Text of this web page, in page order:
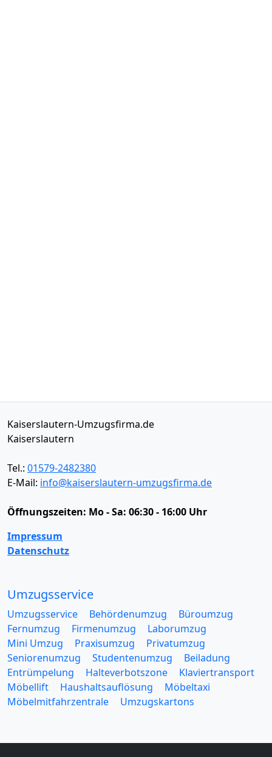
Kaiserslautern-Umzugsfirma.de
Kaiserslautern
Tel.: 01579-2482380
E-Mail: info@kaiserslautern-umzugsfirma.de
Öffnungszeiten: Mo - Sa: 06:30 - 16:00 Uhr
Impressum
Datenschutz
Umzugsservice
Umzugsservice Behördenumzug
Büroumzug
Fernumzug
Firmenumzug
Laborumzug
Mini Umzug
Praxisumzug
Privatumzug
Seniorenumzug
Studentenumzug
Beiladung
Entrümpelung
Halteverbotszone
Klaviertransport
Möbellift
Haushaltsauflösung
Möbeltaxi
Möbelmitfahrzentrale
Umzugskartons